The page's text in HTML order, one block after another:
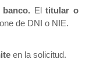
El
titular o
de DNI o NIE.
en la solicitud.